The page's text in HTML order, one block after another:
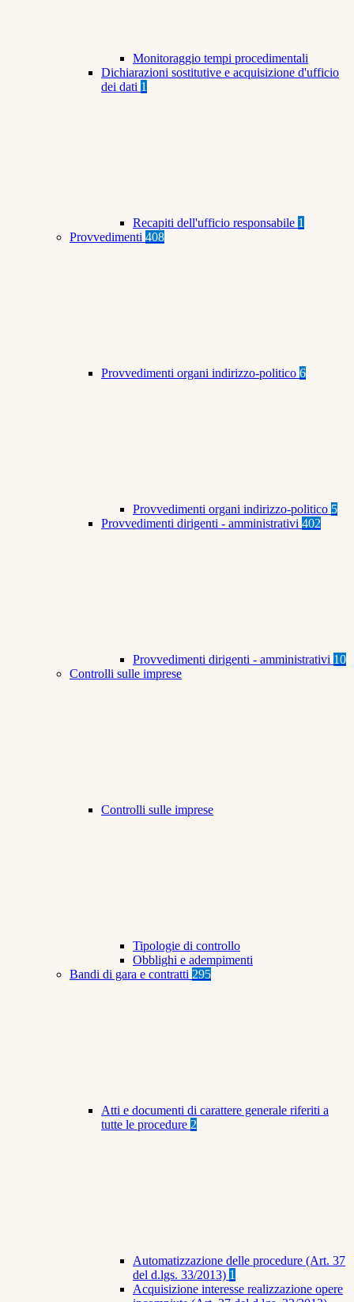
Monitoraggio tempi procedimentali
Dichiarazioni sostitutive e acquisizione d'ufficio
dei dati 1
Recapiti dell'ufficio responsabile 1
Provvedimenti 408
Provvedimenti organi indirizzo-politico 6
Provvedimenti organi indirizzo-politico 5
Provvedimenti dirigenti - amministrativi 402
Provvedimenti dirigenti - amministrativi 10
Controlli sulle imprese
Controlli sulle imprese
Tipologie di controllo
Obblighi e adempimenti
Bandi di gara e contratti 295
Atti e documenti di carattere generale riferiti a
tutte le procedure 2
Automatizzazione delle procedure (Art. 37
del d.lgs. 33/2013) 1
Acquisizione interesse realizzazione opere